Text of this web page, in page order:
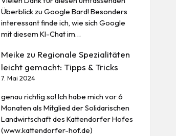
Überblick zu Google Bard! Besonders
interessant finde ich, wie sich Google
mit diesem KI-Chat im…
Meike zu Regionale Spezialitäten
leicht gemacht: Tipps & Tricks
7. Mai 2024
genau richtig so! Ich habe mich vor 6
Monaten als Mitglied der Solidarischen
Landwirtschaft des Kattendorfer Hofes
(www.kattendorfer-hof.de)